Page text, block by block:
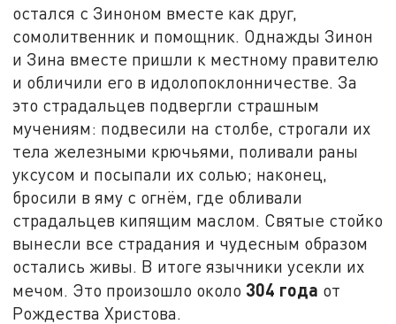
остался с Зиноном вместе как друг,
сомолитвенник и помощник. Однажды Зинон
и Зина вместе пришли к местному правителю
и обличили его в идолопоклонничестве. За
это страдальцев подвергли страшным
мучениям: подвесили на столбе, строгали их
тела железными крючьями, поливали раны
уксусом и посыпали их солью; наконец,
бросили в яму с огнём, где обливали
страдальцев кипящим маслом. Святые стойко
вынесли все страдания и чудесным образом
остались живы. В итоге язычники усекли их
мечом. Это произошло около 304 года от
Рождества Христова.